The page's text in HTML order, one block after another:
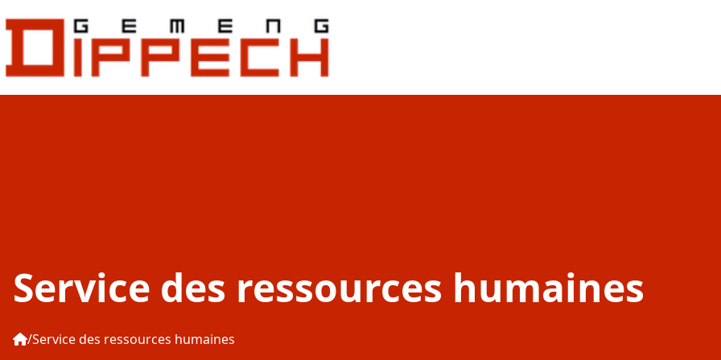
Service des ressources humaines
Service des ressources humaines